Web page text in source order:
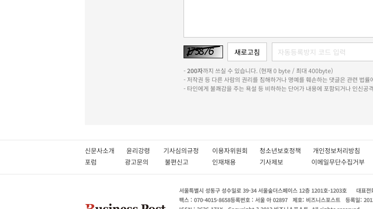
-200자까지 쓰실 수 있습니다. (현재 0 byte / 최대 400byte)
- 저작권 등 다른 사람의 권리를 침해하거나 명예를 훼손하는 댓글은 관련 법률
- 타인에게 불쾌감을 주는 욕설 등 비하하는 단어가 내용에 포함되거나 인신공
신문사소개 윤리강령 기사심의규정 이용자위원회 청소년보호정책 개인정보처리방침
포럼
광고문의 불편신고 인재채용 기사제보 이메일무단수집거부
서울특별시 성동구 성수일로 39-34 서울숲더스페이스 12층 1201호-1203호 대표
팩스 : 070-4015-8658등록번호 : 서울 아 02897 제호: 비즈니스포스트 등록일: